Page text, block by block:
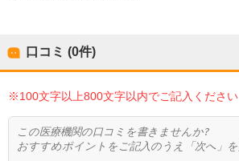
口コミ (0件)
※100文字以上800文字以内でご記入ください